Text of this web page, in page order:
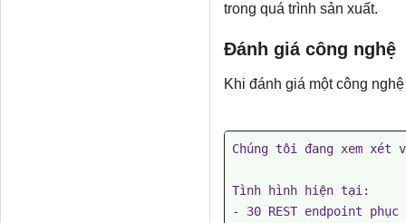
trong quá trình sản xuất.
Đánh giá công nghệ
Khi đánh giá một công
Chúng tôi đang xem xét
Tình hình hiện tại:
- 30 REST endpoint